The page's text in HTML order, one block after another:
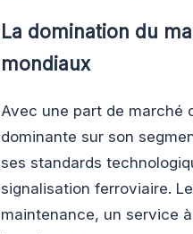
La domination du
mondiaux
Avec une part de marché
dominante sur son
ses standards
signalisation ferroviaire.
maintenance, un service